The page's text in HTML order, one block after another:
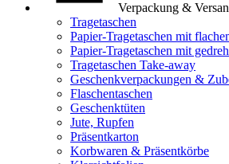
Verpackung &
Tragetaschen
Papier-Tragetaschen mit
Papier-Tragetaschen mit
Tragetaschen Take-away
Geschenkverpackungen &
Flaschentaschen
Geschenktüten
Jute, Rupfen
Präsentkarton
Korbwaren & Präsentkörbe